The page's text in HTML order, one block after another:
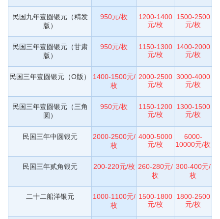
民国九年壹圆银元（精发
版）
950元/枚
1200-1400
元/枚
1500-2500
元/枚
民国三年壹圆银元（甘肃
版）
950元/枚
1150-1300
元/枚
1400-2000
元/枚
民国三年壹圆银元（O版）
1400-1500元/
枚
2000-2500
元/枚
3000-4000
元/枚
民国三年壹圆银元（三角
圆）
950元/枚
1150-1200
元/枚
1300-1500
元/枚
民国三年中圆银元
2000-2500元/
枚
4000-5000
元/枚
6000-
10000元/枚
民国三年贰角银元 200-220元/枚 260-280元/
枚
300-400元/
枚
二十二船洋银元
1000-1100元/
枚
1500-1800
元/枚
1800-2500
元/枚